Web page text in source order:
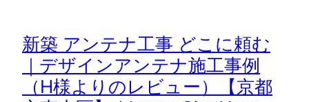
新築 アンテナ工事 どこに頼む
｜デザインアンテナ施工事例
（H様よりのレビュー）【京都